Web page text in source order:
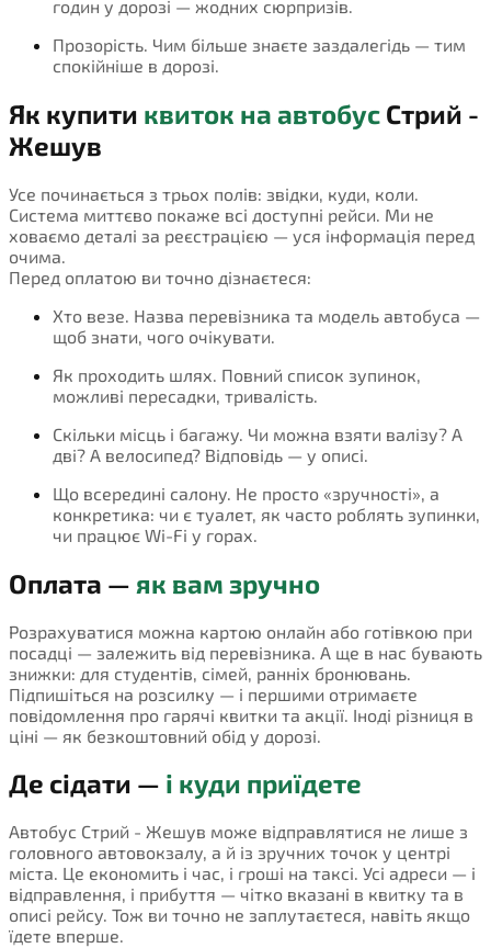
годин у дорозі — жодних сюрпризів.
Прозорість. Чим більше знаєте заздалегідь — тим
спокійніше в дорозі.
Як купити квиток на автобус Стрий -
Жешув
Усе починається з трьох полів: звідки, куди, коли.
Система миттєво покаже всі доступні рейси. Ми не
ховаємо деталі за реєстрацією — уся інформація перед
очима.
Перед оплатою ви точно дізнаєтеся:
Хто везе. Назва перевізника та модель автобуса —
щоб знати, чого очікувати.
Як проходить шлях. Повний список зупинок,
можливі пересадки, тривалість.
Скільки місць і багажу. Чи можна взяти валізу? А
дві? А велосипед? Відповідь — у описі.
Що всередині салону. Не просто «зручності», а
конкретика: чи є туалет, як часто роблять зупинки,
чи працює Wi-Fi у горах.
Оплата — як вам зручно
Розрахуватися можна картою онлайн або готівкою при
посадці — залежить від перевізника. А ще в нас бувають
знижки: для студентів, сімей, ранніх бронювань.
Підпишіться на розсилку — і першими отримаєте
повідомлення про гарячі квитки та акції. Іноді різниця в
ціні — як безкоштовний обід у дорозі.
Де сідати — і куди приїдете
Автобус Стрий - Жешув може відправлятися не лише з
головного автовокзалу, а й із зручних точок у центрі
міста. Це економить і час, і гроші на таксі. Усі адреси — і
відправлення, і прибуття — чітко вказані в квитку та в
описі рейсу. Тож ви точно не заплутаєтеся, навіть якщо
їдете вперше.